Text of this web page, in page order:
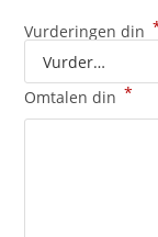
Vurderingen din
Omtalen din *